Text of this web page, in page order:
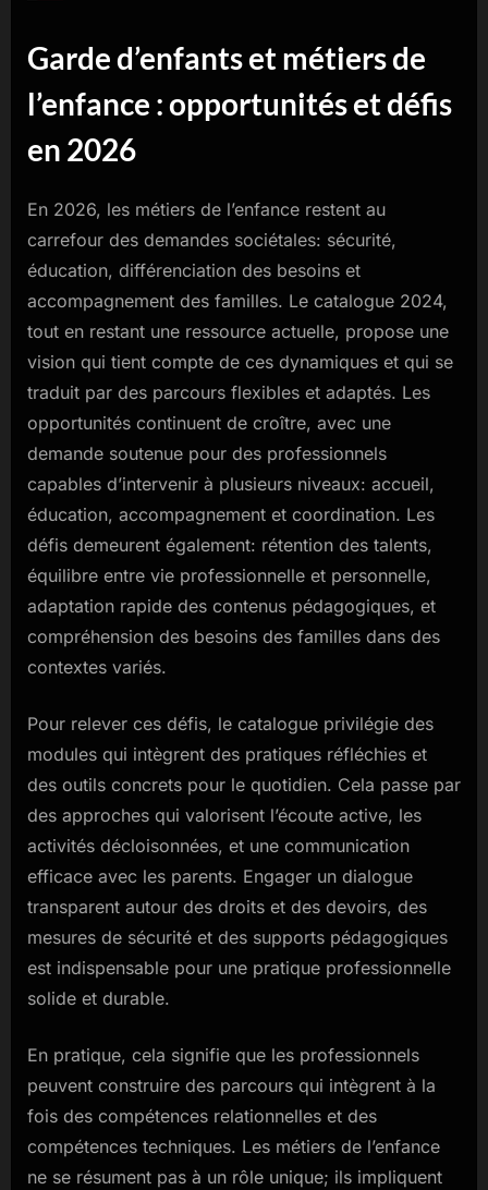
Garde d’enfants et métiers de
l’enfance : opportunités et défis
en 2026
En 2026, les métiers de l’enfance restent au
carrefour des demandes sociétales: sécurité,
éducation, différenciation des besoins et
accompagnement des familles. Le catalogue 2024,
tout en restant une ressource actuelle, propose une
vision qui tient compte de ces dynamiques et qui se
traduit par des parcours flexibles et adaptés. Les
opportunités continuent de croître, avec une
demande soutenue pour des professionnels
capables d’intervenir à plusieurs niveaux: accueil,
éducation, accompagnement et coordination. Les
défis demeurent également: rétention des talents,
équilibre entre vie professionnelle et personnelle,
adaptation rapide des contenus pédagogiques, et
compréhension des besoins des familles dans des
contextes variés.
Pour relever ces défis, le catalogue privilégie des
modules qui intègrent des pratiques réfléchies et
des outils concrets pour le quotidien. Cela passe par
des approches qui valorisent l’écoute active, les
activités décloisonnées, et une communication
efficace avec les parents. Engager un dialogue
transparent autour des droits et des devoirs, des
mesures de sécurité et des supports pédagogiques
est indispensable pour une pratique professionnelle
solide et durable.
En pratique, cela signifie que les professionnels
peuvent construire des parcours qui intègrent à la
fois des compétences relationnelles et des
compétences techniques. Les métiers de l’enfance
ne se résument pas à un rôle unique; ils impliquent